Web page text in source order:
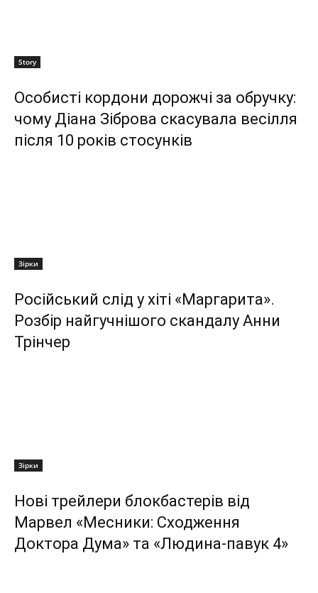
Story
Особисті кордони дорожчі за обручку:
чому Діана Зіброва скасувала весілля
після 10 років стосунків
Зірки
Російський слід у хіті «Маргарита».
Розбір найгучнішого скандалу Анни
Трінчер
Зірки
Нові трейлери блокбастерів від
Марвел «Месники: Сходження
Доктора Дума» та «Людина-павук 4»